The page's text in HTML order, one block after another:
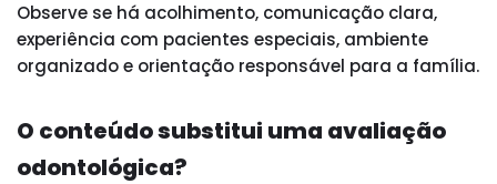
Observe se há acolhimento, comunicação clara,
experiência com pacientes especiais, ambiente
organizado e orientação responsável para a família.
O conteúdo substitui uma avaliação
odontológica?